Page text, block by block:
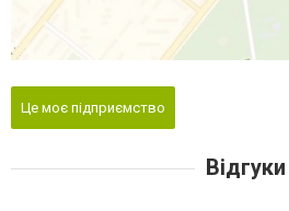
Це моє підприємство
Відгуки